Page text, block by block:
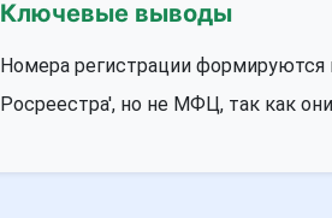
Ключевые выводы
Номера регистрации
Росреестра', но не МФЦ, так как